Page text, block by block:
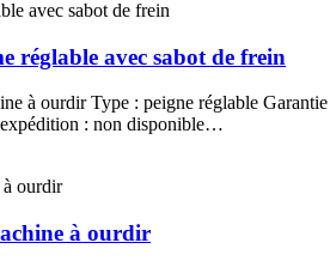
réglable avec sabot de frein
à ourdir Type : peigne réglable
expédition : non disponible…
à ourdir